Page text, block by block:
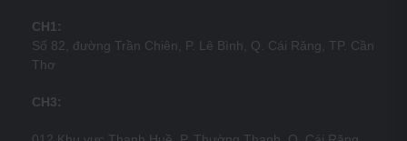
CH1:
Số 82, đường Trần Chiên, P. Lê Bình, Q. Cái Răng, TP. Cần
Thơ
CH3: